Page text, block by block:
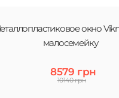
окно
малосемейку
8579 грн
10140 грн